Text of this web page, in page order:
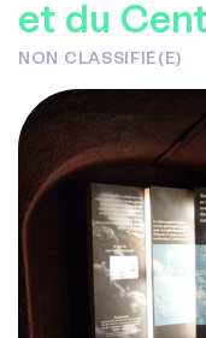
et du
NON CLASSIFIÉ(E)